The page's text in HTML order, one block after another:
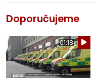
Doporučujeme
01:18